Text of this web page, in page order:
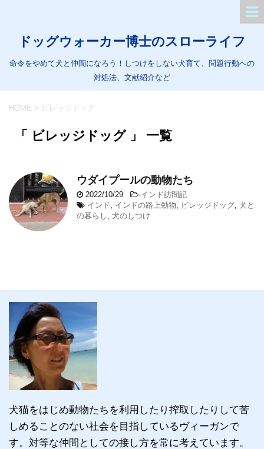
ドッグウォーカー博士のスローライフ
命令をやめて犬と仲間になろう！しつけをしない犬育て、問題行動への
対処法、文献紹介など
HOME > ビレッジドッグ
「 ビレッジドッグ 」 一覧
ウダイプールの動物たち
2022/10/29 -インド訪問記
インド
インドの路上動物 ビレッジドッグ 犬と
の暮らし
犬のしつけ
犬猫をはじめ動物たちを利用したり搾取したりして苦
しめることのない社会を目指しているヴィーガンで
す。対等な仲間としての接し方を常に考えています。